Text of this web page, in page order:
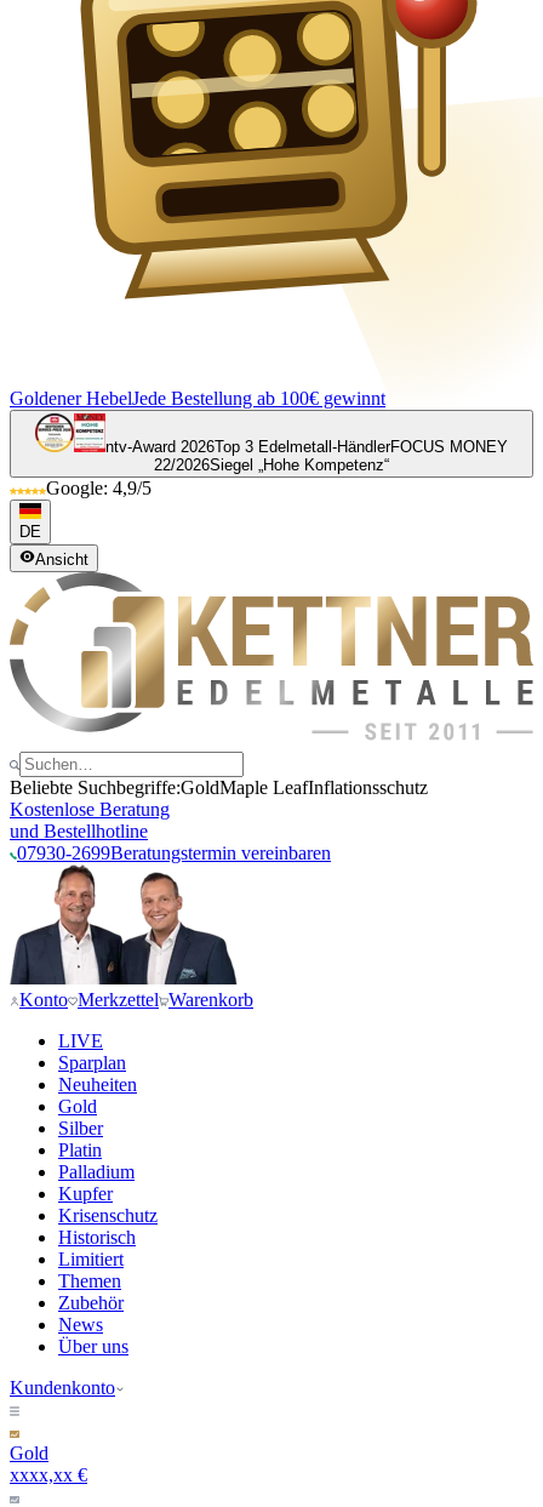
Goldener HebelJede Bestellung ab 100€ gewinnt
ntv-Award 2026Top 3 Edelmetall-HändlerFOCUS MONEY
22/2026Siegel „Hohe Kompetenz“
Google: 4,9/5
DE
Ansicht
Beliebte Suchbegriffe:GoldMaple LeafInflationsschutz
Kostenlose Beratung
und Bestellhotline
07930-2699Beratungstermin vereinbaren
Konto Merkzettel Warenkorb
LIVE
Sparplan
Neuheiten
Gold
Silber
Platin
Palladium
Kupfer
Krisenschutz
Historisch
Limitiert
Themen
Zubehör
News
Über uns
Kundenkonto
Gold
xxxx,xx €